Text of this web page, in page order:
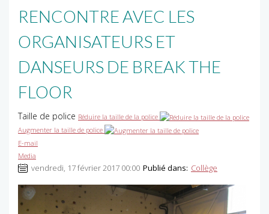
RENCONTRE AVEC LES
ORGANISATEURS ET
DANSEURS DE BREAK THE
FLOOR
Taille de police Réduire la taille de la police
Augmenter la taille de police
E-mail
Media
vendredi, 17 février 2017 00:00 Publié dans: Collège